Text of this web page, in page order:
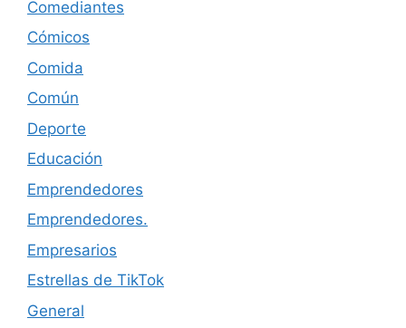
Comediantes
Cómicos
Comida
Común
Deporte
Educación
Emprendedores
Emprendedores.
Empresarios
Estrellas de TikTok
General